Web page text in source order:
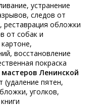
устранение
следов от
реставрация обложки
от собак и
восстановление
покраска
мастеров Ленинской
пятен,
уголков,